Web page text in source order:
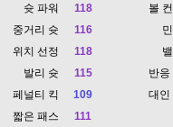
슛 파워
118
중거리 슛
116
위치 선정
118
발리 슛
115
페널티 킥
109
짧은 패스
111
볼
반응
대인